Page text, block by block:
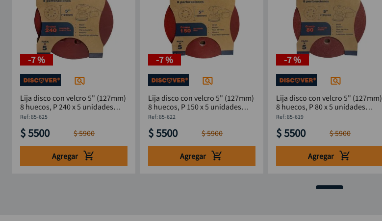
-7 %
Lija disco con velcro 5" (127mm)
8 huecos, P 240 x 5 unidades
DISCOVER
: 85-625
$5500 $5900
Agregar
-7 %
Lija disco con velcro 5" (127mm)
8 huecos, P 150 x 5 unidades
DISCOVER
: 85-622
$5500 $5900
Agregar
-7 %
Lija disco con velcro 5" (127mm)
8 huecos, P 80 x 5 unidades
DISCOVER
: 85-619
$5500 $5900
Agregar